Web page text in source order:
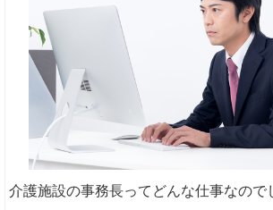
介護施設の事務長ってどんな仕事なので